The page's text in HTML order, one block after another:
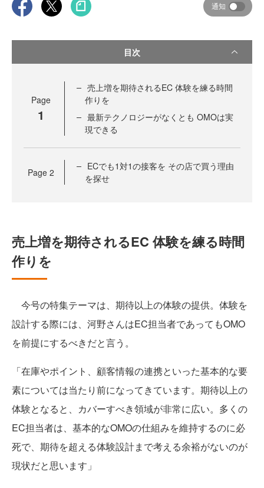
通知
目次
Page
1
売上増を期待されるEC 体験を練る時間
作りを
最新テクノロジーがなくとも OMOは実
現できる
Page 2
ECでも1対1の接客を その店で買う理由
を探せ
売上増を期待されるEC 体験を練る時間
作りを
今号の特集テーマは、期待以上の体験の提供。体験を
設計する際には、河野さんはEC担当者であってもOMO
を前提にするべきだと言う。
「在庫やポイント、顧客情報の連携といった基本的な要
素については当たり前になってきています。期待以上の
体験となると、カバーすべき領域が非常に広い。多くの
EC担当者は、基本的なOMOの仕組みを維持するのに必
死で、期待を超える体験設計まで考える余裕がないのが
現状だと思います」